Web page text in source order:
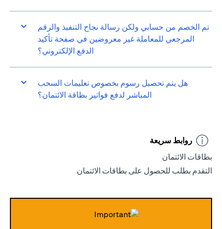
تم الخصم من حسابي ولكن رسالة نجاح التنفيذ والرقم
المرجعي للمعاملة غير معروضين في صفحة تأكيد
الدفع الإلكتروني؟
هل يتم تحصيل رسوم بخصوص تعليمات السحب
المباشر لدفع فواتير بطاقة الائتمان؟
روابط سريعة
بطاقات الائتمان
التقدم بطلب للحصول على بطاقات الائتمان